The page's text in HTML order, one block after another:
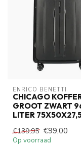
ENRICO BENETTI
CHICAGO
GROOT ZWART
LITER
€139,95 €99,00
Op voorraad